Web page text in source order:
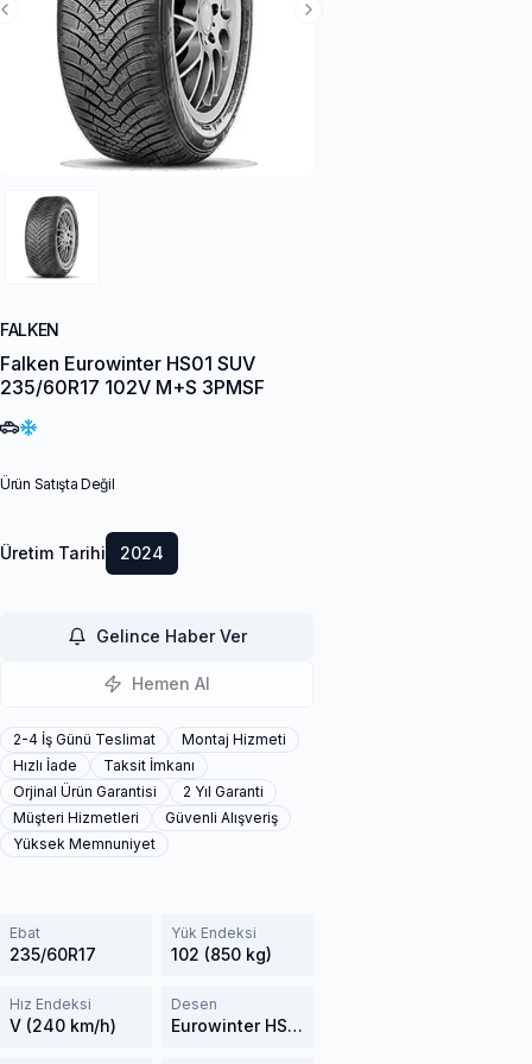
Next Slide
Previous Slide
FALKEN
Falken Eurowinter HS01 SUV
235/60R17 102V M+S 3PMSF
Ürün Satışta Değil
Üretim Tarihi 2024
Gelince Haber Ver
Hemen Al
2-4 İş Günü Teslimat
Montaj Hizmeti
Hızlı İade
Taksit İmkanı
Orjinal Ürün Garantisi
2 Yıl Garanti
Müşteri Hizmetleri
Güvenli Alışveriş
Yüksek Memnuniyet
Ebat
235/60R17
Yük Endeksi
102 (850 kg)
Hız Endeksi
V (240 km/h)
Desen
Eurowinter HS01 SUV